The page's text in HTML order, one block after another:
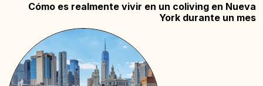
Cómo es realmente vivir en un coliving en Nueva
York durante un mes